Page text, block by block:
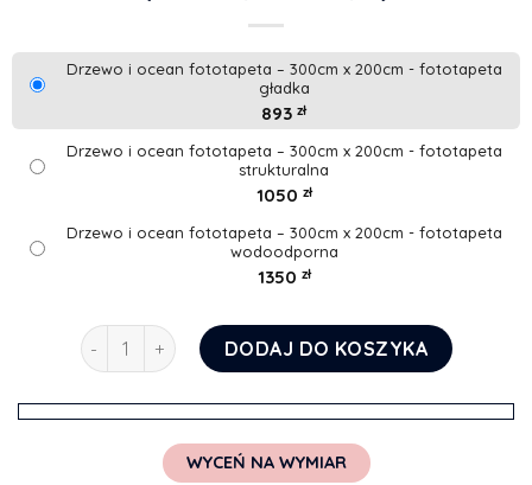
Drzewo i ocean fototapeta – 300cm x 200cm - fototapeta
gładka
893 zł
Drzewo i ocean fototapeta – 300cm x 200cm - fototapeta
strukturalna
1050 zł
Drzewo i ocean fototapeta – 300cm x 200cm - fototapeta
wodoodporna
1350 zł
ilość Drzewo i ocean fototapeta
DODAJ DO KOSZYKA
WYCEŃ NA WYMIAR